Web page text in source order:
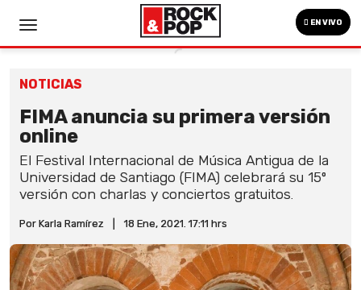
EN VIVO
NOTICIAS
FIMA anuncia su primera versión
online
El Festival Internacional de Música Antigua de la
Universidad de Santiago (FIMA) celebrará su 15º
versión con charlas y conciertos gratuitos.
Por Karla Ramírez 18 Ene, 2021. 17:11 hrs